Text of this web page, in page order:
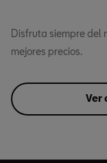
Disfruta siempre del
mejores precios.
Ver